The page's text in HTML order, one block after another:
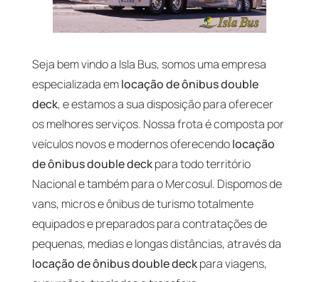
Seja bem vindo a Isla Bus, somos uma empresa
especializada emlocação de ônibus double
deck, e estamos a sua disposição para oferecer
os melhores serviços. Nossa frota é composta por
veículos novos e modernos oferecendolocação
de ônibus double deckpara todo território
Nacional e também para o Mercosul. Dispomos de
vans, micros e ônibus de turismo totalmente
equipados e preparados para contratações de
pequenas, medias e longas distâncias, através da
locação de ônibus double deckpara viagens,